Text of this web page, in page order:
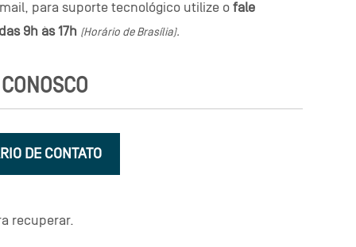
para suporte tecnológico utilize o fale
9h às 17h (Horário de Brasília).
DE CONTATO
recuperar.